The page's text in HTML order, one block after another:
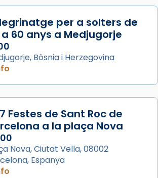
la història de sant Cugat, a
Mitjana sorgeix la tradició
Juliana (“relatiu a Júlia”) i
(“relatiu a Semprònia =
seves. I l’any 1667, el
Roig, afirma en una obra
són filles de l’antiga Iluro.
les relíq
· Share
per a solters de
60 anys a Medjugorje
Bòsnia i Herzegovina
Festes de Sant Roc de
a la plaça Nova
Nova, Ciutat Vella, 08002
Espanya